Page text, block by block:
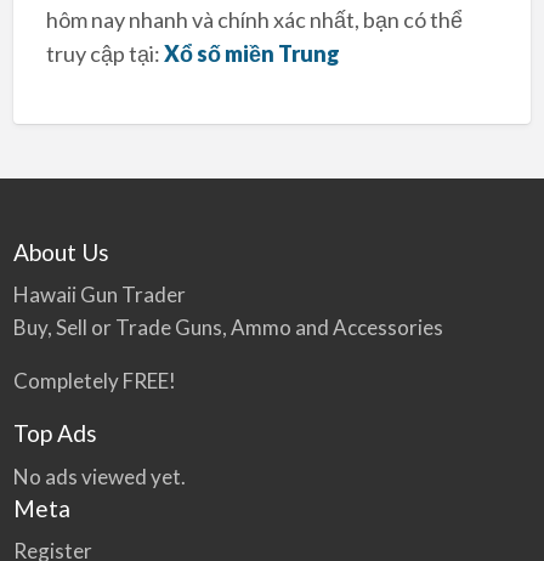
hôm nay nhanh và chính xác nhất, bạn có thể
truy cập tại:Xổ số miền Trung
About Us
Hawaii Gun Trader
Buy, Sell or Trade Guns, Ammo and Accessories
Completely FREE!
Top Ads
No ads viewed yet.
Meta
Register